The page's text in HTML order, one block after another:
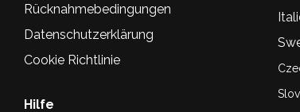
Rücknahmebedingungen
Datenschutzerklärung
Cookie Richtlinie
Hilfe